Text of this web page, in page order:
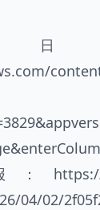
日
04/02/